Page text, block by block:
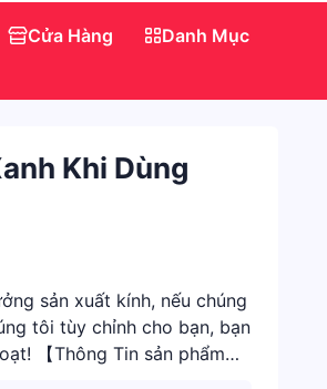
Cửa Hàng Danh Mục
Khi Dùng
sản xuất kính, nếu chúng
tôi tùy chỉnh cho bạn, bạn
【Thông Tin sản phẩm】